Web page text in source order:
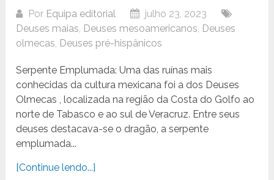
Por Equipa editorial
julho 23, 2023
Deuses maias, Deuses mesoamericanos, Deuses
olmecas, Deuses pré-hispânicos
Serpente Emplumada: Uma das ruínas mais
conhecidas da cultura mexicana foi a dos Deuses
Olmecas , localizada na região da Costa do Golfo ao
norte de Tabasco e ao sul de Veracruz. Entre seus
deuses destacava-se o dragão, a serpente
emplumada...
[Continue lendo...]